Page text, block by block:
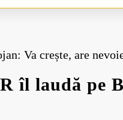
Va crește, are
îl laudă pe